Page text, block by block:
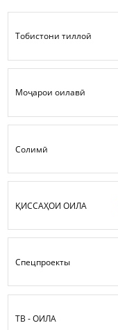
Тобистони тиллоӣ
Моҷарои оилавӣ
Солимӣ
ҚИССАҲОИ ОИЛА
Спецпроекты
ТВ - ОИЛА